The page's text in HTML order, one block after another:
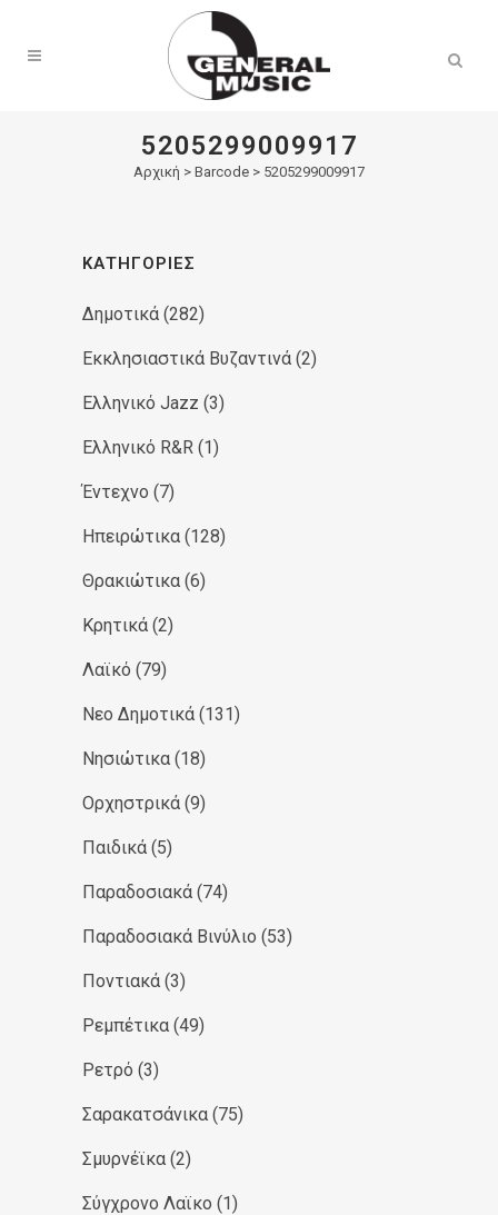
5205299009917
Αρχική > Barcode > 5205299009917
ΚΑΤΗΓΟΡΊΕΣ
Δημοτικά (282)
Εκκλησιαστικά Βυζαντινά (2)
Ελληνικό Jazz (3)
Ελληνικό R&R (1)
Έντεχνο (7)
Ηπειρώτικα (128)
Θρακιώτικα (6)
Κρητικά (2)
Λαϊκό (79)
Νεο Δημοτικά (131)
Νησιώτικα (18)
Ορχηστρικά (9)
Παιδικά (5)
Παραδοσιακά (74)
Παραδοσιακά Βινύλιο (53)
Ποντιακά (3)
Ρεμπέτικα (49)
Ρετρό (3)
Σαρακατσάνικα (75)
Σμυρνέϊκα (2)
Σύγχρονο Λαϊκο (1)